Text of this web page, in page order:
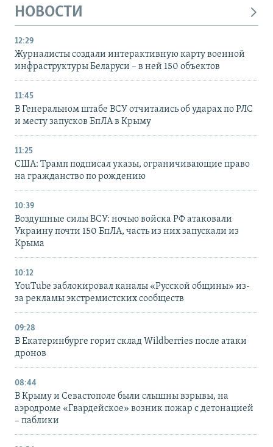
НОВОСТИ
12:29
Журналисты создали интерактивную карту военной
инфраструктуры Беларуси – в ней 150 объектов
11:45
В Генеральном штабе ВСУ отчитались об ударах по РЛС
и месту запусков БпЛА в Крыму
11:25
США: Трамп подписал указы, ограничивающие право
на гражданство по рождению
10:39
Воздушные силы ВСУ: ночью войска РФ атаковали
Украину почти 150 БпЛА, часть из них запускали из
Крыма
10:12
YouTube заблокировал каналы «Русской общины» из-
за рекламы экстремистских сообществ
09:28
В Екатеринбурге горит склад Wildberries после атаки
дронов
08:44
В Крыму и Севастополе были слышны взрывы, на
аэродроме «Гвардейское» возник пожар с детонацией
– паблики